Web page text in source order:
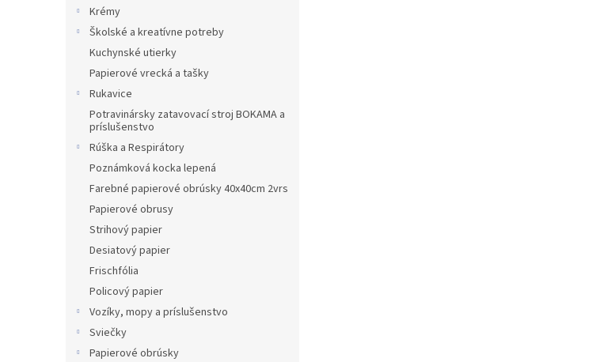
Krémy
Školské a kreatívne potreby
Kuchynské utierky
Papierové vrecká a tašky
Rukavice
Potravinársky zatavovací stroj BOKAMA a
príslušenstvo
Rúška a Respirátory
Poznámková kocka lepená
Farebné papierové obrúsky 40x40cm 2vrs
Papierové obrusy
Strihový papier
Desiatový papier
Frischfólia
Policový papier
Vozíky, mopy a príslušenstvo
Sviečky
Papierové obrúsky